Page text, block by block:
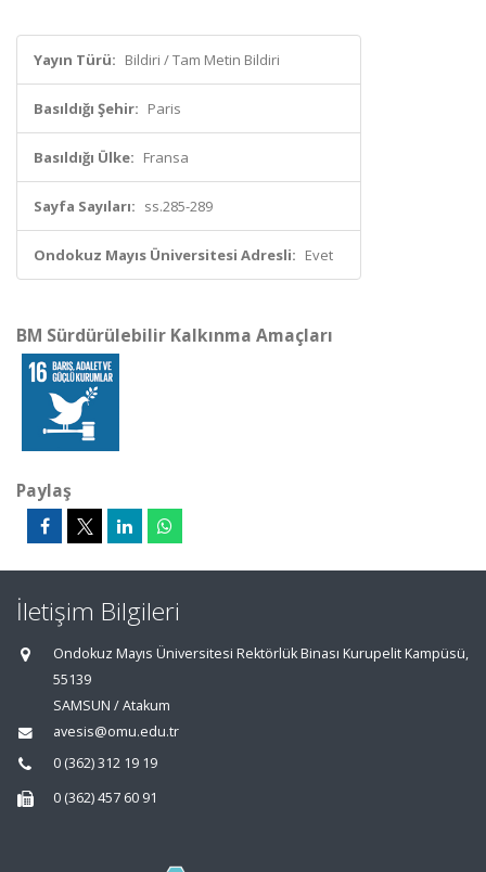
Yayın Türü: Bildiri / Tam Metin Bildiri
Basıldığı Şehir: Paris
Basıldığı Ülke: Fransa
Sayfa Sayıları: ss.285-289
Ondokuz Mayıs Üniversitesi Adresli: Evet
BM Sürdürülebilir Kalkınma Amaçları
Paylaş
İletişim Bilgileri
Ondokuz Mayıs Üniversitesi Rektörlük Binası Kurupelit Kampüsü,
55139
SAMSUN / Atakum
avesis@omu.edu.tr
0 (362) 312 19 19
0 (362) 457 60 91